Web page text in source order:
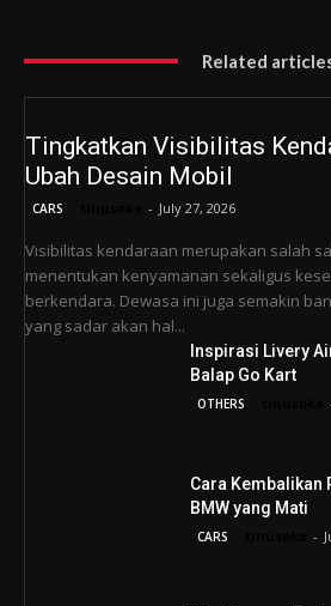
Related
Tingkatkan Visibilitas
Ubah Desain Mobil
CARS - July 27, 2026
Visibilitas kendaraan merupakan salah
menentukan kenyamanan sekaligus
berkendara. Dewasa ini juga semakin
yang sadar akan hal...
Inspirasi Livery
Balap Go Kart
OTHERS
Cara Kembalikan
BMW yang Mati
CARS -